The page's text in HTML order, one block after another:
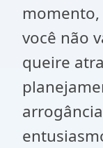
você não
queire